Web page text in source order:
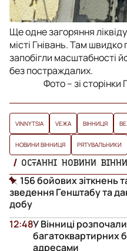
Ще одне загоряння
місті Гнівань. Там швидко
запобігли масштабності
без постраждалих.
Фото – зі
VINNYTSIA VЕЖА ВІННИЦЯ
НОВИНИ ВІННИЦЯ РЯТУВАЛЬНИКИ
ОСТАННІ НОВИНИ
156 бойових зіткнень
зведення Генштабу та
добу
У Вінниці
багатоквартирних
адресами
12:48